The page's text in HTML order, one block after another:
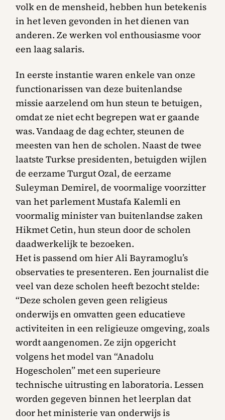
volk en de mensheid, hebben hun betekenis
in het leven gevonden in het dienen van
anderen. Ze werken vol enthousiasme voor
een laag salaris.
In eerste instantie waren enkele van onze
functionarissen van deze buitenlandse
missie aarzelend om hun steun te betuigen,
omdat ze niet echt begrepen wat er gaande
was. Vandaag de dag echter, steunen de
meesten van hen de scholen. Naast de twee
laatste Turkse presidenten, betuigden wijlen
de eerzame Turgut Ozal, de eerzame
Suleyman Demirel, de voormalige voorzitter
van het parlement Mustafa Kalemli en
voormalig minister van buitenlandse zaken
Hikmet Cetin, hun steun door de scholen
daadwerkelijk te bezoeken.
Het is passend om hier Ali Bayramoglu’s
observaties te presenteren. Een journalist die
veel van deze scholen heeft bezocht stelde:
“Deze scholen geven geen religieus
onderwijs en omvatten geen educatieve
activiteiten in een religieuze omgeving, zoals
wordt aangenomen. Ze zijn opgericht
volgens het model van “Anadolu
Hogescholen” met een superieure
technische uitrusting en laboratoria. Lessen
worden gegeven binnen het leerplan dat
door het ministerie van onderwijs is